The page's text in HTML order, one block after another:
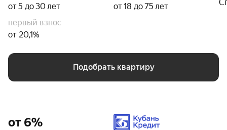
от 5 до 30 лет
от 18 до 75 лет
первый взнос
от 20,1%
Подобрать квартиру
от 6%